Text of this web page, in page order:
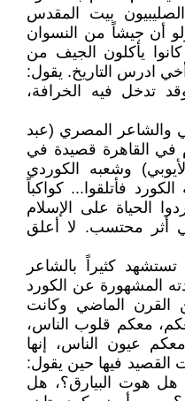
بيت المقدس
ولو أن جيشاً من النسوان
كانوا يأكلون الجيف من
ادرس التاريخ. يقول:
تدخل فيه الخرافة،
والشاعر المصري (عبد
في القاهرة قصيدة في
وشعبه الكوردي
فأتلقوا... كواكباً
الحياة على الإسلام
أثر محتسب. لا أعلق
كثيراً بالشاعر
المشهورة عن الكورد
القرن الماضي وكانت
معكم قلوب الناس،
عيون الناس، إنها
القصيد فيها حين يقول:
هوت البيارق؟، هل